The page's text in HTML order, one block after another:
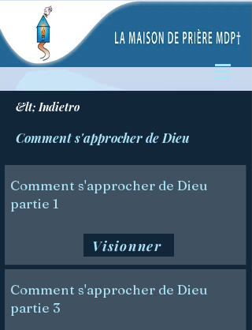
&lt; Indietro
Comment s'approcher de Dieu
Comment s'approcher de Dieu
partie 1
Visionner
Comment s'approcher de Dieu
partie 3